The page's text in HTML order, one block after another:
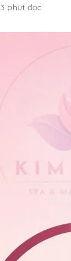
3 phút đọc